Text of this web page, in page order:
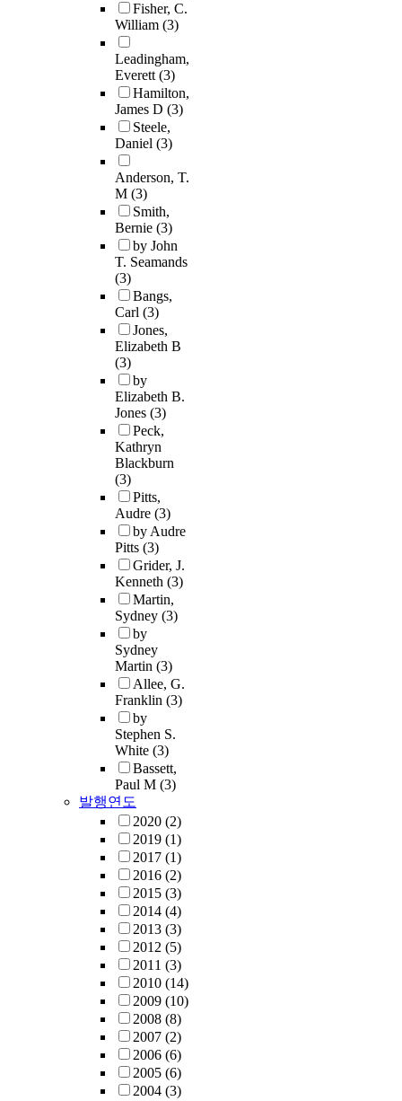
Fisher, C.
William (3)
Leadingham,
Everett(3)
Hamilton,
James D (3)
Steele,
Daniel (3)
Anderson, T.
M (3)
Smith,
Bernie (3)
by John
T. Seamands
(3)
Bangs,
Carl (3)
Jones,
Elizabeth B
(3)
by
Elizabeth B.
Jones (3)
Peck,
Kathryn
Blackburn
(3)
Pitts,
Audre (3)
by Audre
Pitts (3)
Grider, J.
Kenneth (3)
Martin,
Sydney (3)
by
Sydney
Martin (3)
Allee, G.
Franklin (3)
by
Stephen S.
White (3)
Bassett,
Paul M (3)
발행연도
2020 (2)
2019 (1)
2017 (1)
2016 (2)
2015 (3)
2014 (4)
2013 (3)
2012 (5)
2011 (3)
2010 (14)
2009 (10)
2008 (8)
2007 (2)
2006 (6)
2005 (6)
2004 (3)